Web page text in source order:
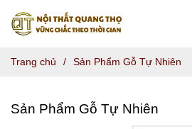
Trang chủ / Sản Phẩm Gỗ Tự Nhiên
Sản Phẩm Gỗ Tự Nhiên